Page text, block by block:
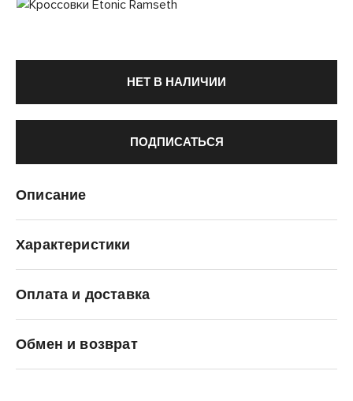
НЕТ В НАЛИЧИИ
ПОДПИСАТЬСЯ
Описание
Характеристики
Оплата и доставка
Обмен и возврат